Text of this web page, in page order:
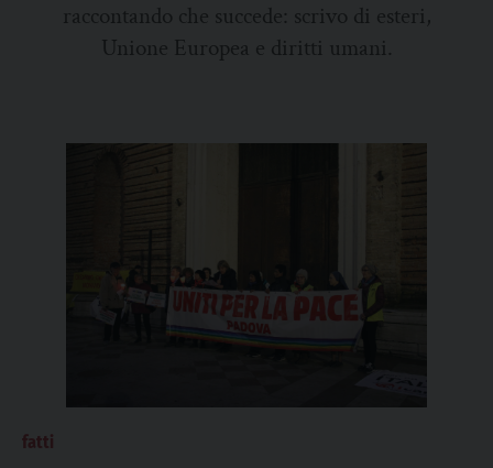
raccontando che succede: scrivo di esteri,
Unione Europea e diritti umani.
fatti